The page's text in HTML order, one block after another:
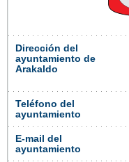
Dirección del
ayuntamiento de
Arakaldo
Teléfono del
ayuntamiento
E-mail del
ayuntamiento